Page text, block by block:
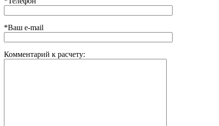
*Ваш e-mail
Комментарий к расчету: